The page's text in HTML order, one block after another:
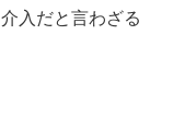
入だと言わざる